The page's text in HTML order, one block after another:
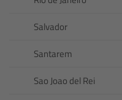
Salvador
Santarem
Sao Joao del Rei